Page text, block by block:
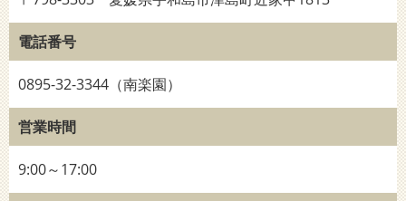
電話番号
0895-32-3344（南楽園）
営業時間
9:00～17:00